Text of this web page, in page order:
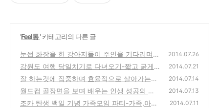
'Feel통' 카테고리의 다른 글
눈썹 화장을 한 강아지들이 주인을 기다리며
앉아있는 귀여운 모습 동영상
(2)
2014.07.26
강원도 여행 당일치기로 다녀오기-짧고 굵게
즐기는 방법과 1박2일과 비교, 장단점
(2)
2014.07.21
잘 하는것에 집중하며 효율적으로 살아가는것
과 하고 싶은것을 하면서 사는 삶
(0)
2014.07.14
월드컵 골장면을 보며 배우는 인생 성공의 법
칙-목표를 잊고, 이 순간에 집중하자!
(0)
2014.07.13
조카 탄생 백일 기념 가족모임 파티-가족,아이
2014.07.11